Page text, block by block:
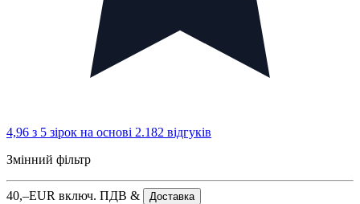
4,96 з 5 зірок на основі 2.182 відгуків
Змінний фільтр
40,–EUR включ. ПДВ & Доставка